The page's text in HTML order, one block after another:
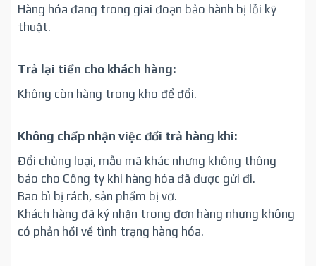
Hàng hóa đang trong giai đoạn bảo hành bị lỗi kỹ
thuật.
Trả lại tiền cho khách hàng:
Không còn hàng trong kho để đổi.
Không chấp nhận việc đổi trả hàng khi:
Đổi chủng loại, mẫu mã khác nhưng không thông
báo cho Công ty khi hàng hóa đã được gửi đi.
Bao bì bị rách, sản phẩm bị vỡ.
Khách hàng đã ký nhận trong đơn hàng nhưng không
có phản hồi về tình trạng hàng hóa.